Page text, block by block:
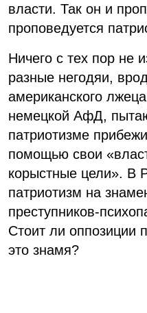
власти. Так он и
проповедуется
Ничего с тех пор не
разные негодяи,
американского
немецкой АфД,
патриотизме
помощью свои
корыстные цели». В
патриотизм на
преступников-
Стоит ли оппозиции
это знамя?